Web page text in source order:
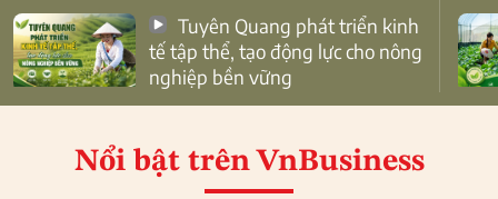
tế tập thể, tạo động lực cho nông
nghiệp bền vững
Nổi bật trên VnBusiness